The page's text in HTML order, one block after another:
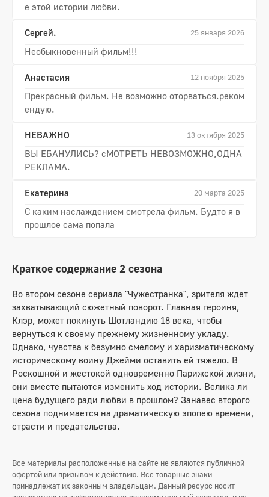
е этой истории любви.
Сергей. 25 января 2026
Необыкновенный фильм!!!
Анастасия 12 ноября 2025
Прекрасный фильм. Не возможно оторваться.реком
ендую.
НЕВАЖНО 13 октября 2025
ВЫ ЕБАНУЛИСЬ? сМОТРЕТЬ НЕВОЗМОЖНО,ОДНА
РЕКЛАМА.
Екатерина 20 марта 2025
С каким наслаждением смотрела фильм. Будто я в
прошлое сама попала
Краткое содержание 2 сезона
Во втором сезоне сериала "Чужестранка", зрителя ждет
захватывающий сюжетный поворот. Главная героиня,
Клэр, может покинуть Шотландию 18 века, чтобы
вернуться к своему прежнему жизненному укладу.
Однако, чувства к безумно смелому и харизматическому
историческому воину Джейми оставить ей тяжело. В
Роскошной и жестокой одновременно Парижской жизни,
они вместе пытаются изменить ход истории. Велика ли
цена будущего ради любви в прошлом? Занавес второго
сезона поднимается на драматическую эпопею времени,
страсти и предательства.
Все материалы расположенные на сайте не являются публичной
офертой или призывом к действию. Все товарные знаки
принадлежат их законным владельцам. Данный ресурс носит